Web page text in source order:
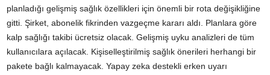
planladığı gelişmiş sağlık özellikleri için önemli bir rota değişikliğine
gitti. Şirket, abonelik fikrinden vazgeçme kararı aldı. Planlara göre
kalp sağlığı takibi ücretsiz olacak. Gelişmiş uyku analizleri de tüm
kullanıcılara açılacak. Kişiselleştirilmiş sağlık önerileri herhangi bir
pakete bağlı kalmayacak. Yapay zeka destekli erken uyarı